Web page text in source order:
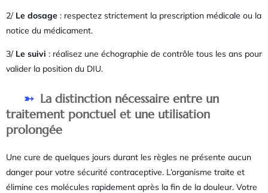
2/ Le dosage : respectez strictement la prescription médicale ou la
notice du médicament.
3/ Le suivi : réalisez une échographie de contrôle tous les ans pour
valider la position du DIU.
La distinction nécessaire entre un
traitement ponctuel et une utilisation
prolongée
Une cure de quelques jours durant les règles ne présente aucun
danger pour votre sécurité contraceptive. L’organisme traite et
élimine ces molécules rapidement après la fin de la douleur. Votre